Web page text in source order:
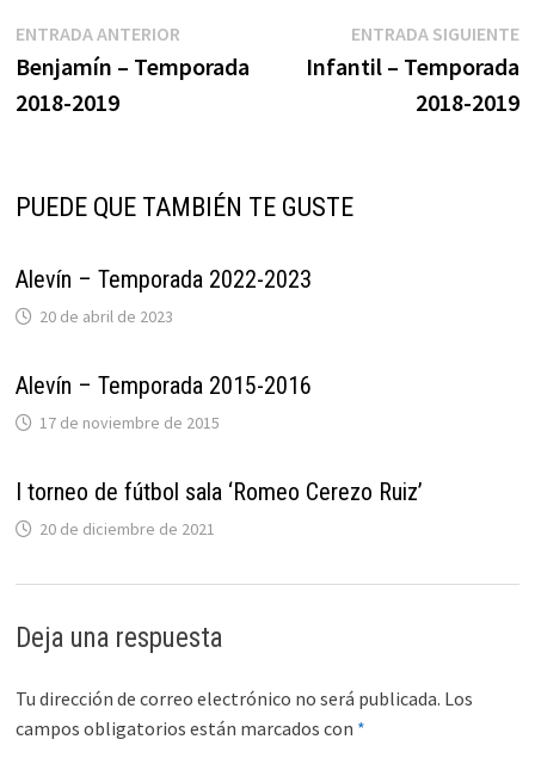
Navegación
de
ENTRADA ANTERIOREntrada
anterior:
Benjamín – Temporada
2018-2019
ENTRADA SIGUIENTE
Infantil – Temporada
2018-2019
PUEDE QUE TAMBIÉN TE GUSTE
Alevín – Temporada 2022-2023
20 de abril de 2023
Alevín – Temporada 2015-2016
17 de noviembre de 2015
I torneo de fútbol sala ‘Romeo Cerezo Ruiz’
20 de diciembre de 2021
Deja una respuesta
Tu dirección de correo electrónico no será publicada. Los
campos obligatorios están marcados con *